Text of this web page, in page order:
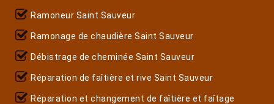
Ramoneur Saint Sauveur
Ramonage de chaudière Saint Sauveur
Débistrage de cheminée Saint Sauveur
Réparation de faîtière et rive Saint Sauveur
Réparation et changement de faîtière et faîtage